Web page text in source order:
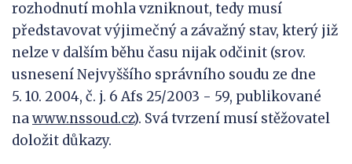
rozhodnutí mohla vzniknout, tedy musí
představovat výjimečný a závažný stav, který již
nelze v dalším běhu času nijak odčinit (srov.
usnesení Nejvyššího správního soudu ze dne
5. 10. 2004, č. j. 6 Afs 25/2003 - 59, publikované
nawww.nssoud.cz). Svá tvrzení musí stěžovatel
doložit důkazy.